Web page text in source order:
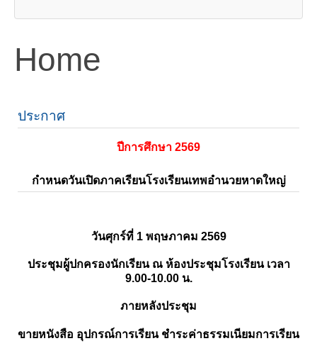
Home
ประกาศ
ปีการศึกษา 2569
กำหนดวันเปิดภาคเรียนโรงเรียนเทพอำนวยหาดใหญ่
วันศุกร์ที่ 1 พฤษภาคม 2569
ประชุมผู้ปกครองนักเรียน ณ ห้องประชุมโรงเรียน เวลา
9.00-10.00 น.
ภายหลังประชุม
ขายหนังสือ อุปกรณ์การเรียน ชำระค่าธรรมเนียมการเรียน